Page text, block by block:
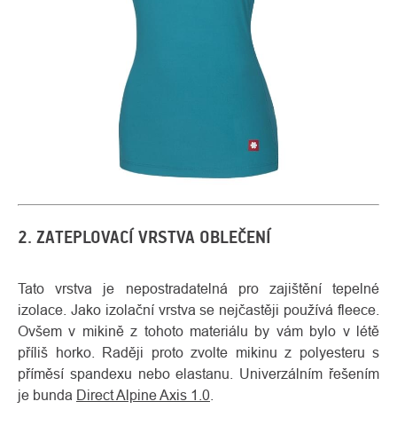
2. ZATEPLOVACÍ VRSTVA OBLEČENÍ
Tato vrstva je nepostradatelná pro zajištění tepelné
izolace. Jako izolační vrstva se nejčastěji používá fleece.
Ovšem v mikině z tohoto materiálu by vám bylo v létě
příliš horko. Raději proto zvolte mikinu z polyesteru s
příměsí spandexu nebo elastanu. Univerzálním řešením
je bunda Direct Alpine Axis 1.0